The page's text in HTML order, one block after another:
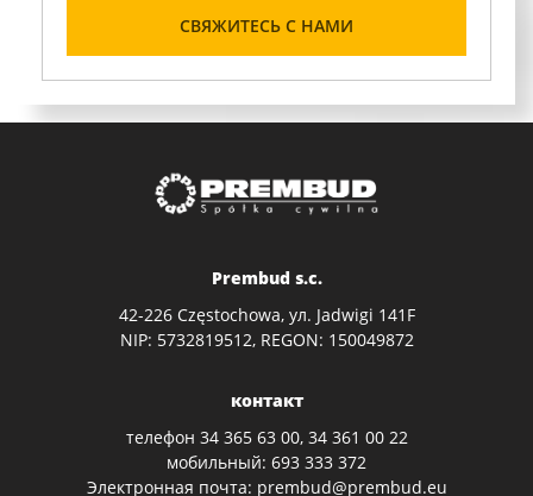
СВЯЖИТЕСЬ С НАМИ
Prembud s.c.
42-226 Częstochowa, ул. Jadwigi 141F
NIP: 5732819512, REGON: 150049872
контакт
телефон 34 365 63 00, 34 361 00 22
мобильный: 693 333 372
Электронная почта: prembud@prembud.eu